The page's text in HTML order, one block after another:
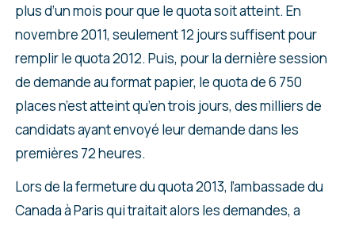
plus d’un mois pour que le quota soit atteint. En
novembre 2011, seulement 12 jours suffisent pour
remplir le quota 2012. Puis, pour la dernière session
de demande au format papier, le quota de 6 750
places n’est atteint qu’en trois jours, des milliers de
candidats ayant envoyé leur demande dans les
premières 72 heures.
Lors de la fermeture du quota 2013, l’ambassade du
Canada à Paris qui traitait alors les demandes, a